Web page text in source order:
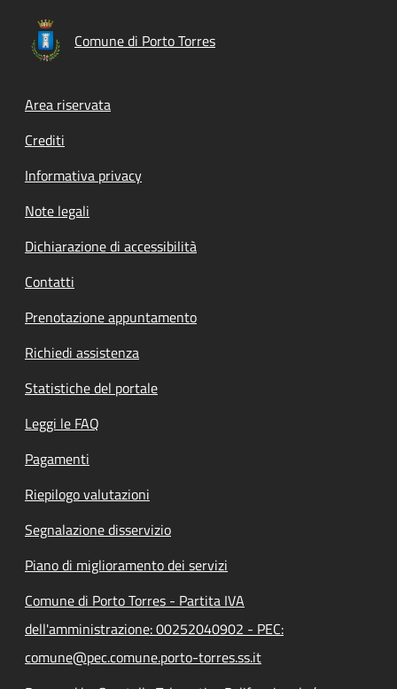
Comune di Porto Torres
Footer menu
Area riservata
Crediti
Informativa privacy
Note legali
Dichiarazione di accessibilità
Contatti
Prenotazione appuntamento
Richiedi assistenza
Statistiche del portale
Leggi le FAQ
Pagamenti
Riepilogo valutazioni
Segnalazione disservizio
Piano di miglioramento dei servizi
Comune di Porto Torres - Partita IVA
dell'amministrazione: 00252040902 - PEC:
comune@pec.comune.porto-torres.ss.it